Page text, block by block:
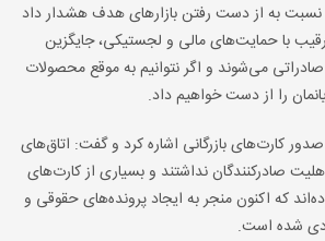
نسبت به از دست رفتن بازارهای هدف هشدار داد
با حمایت‌های مالی و لجستیکی، جایگزین
می‌شوند و اگر نتوانیم به موقع محصولات
را از دست خواهیم داد.
کارت‌های بازرگانی اشاره کرد و گفت: اتاق‌های
صادرکنندگان نداشتند و بسیاری از کارت‌های
که اکنون منجر به ایجاد پرونده‌های حقوقی و
شده است.